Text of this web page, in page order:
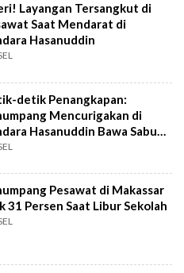
Layangan Tersangkut di
Saat Mendarat di
Hasanuddin
detik Penangkapan:
Mencurigakan di
Hasanuddin Bawa Sabu
Juta
Pesawat di Makassar
31 Persen Saat Libur Sekolah